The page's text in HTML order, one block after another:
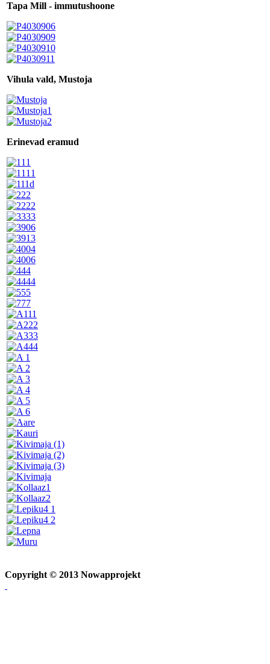
Tapa Mill - immutushoone
Vihula vald, Mustoja
Erinevad eramud
Copyright © 2013 Nowapprojekt